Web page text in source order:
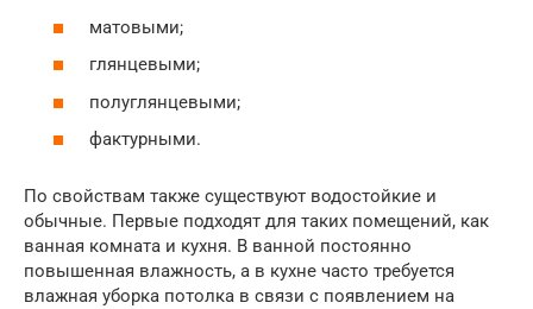
матовыми;
глянцевыми;
полуглянцевыми;
фактурными.
По свойствам также существуют водостойкие и
обычные. Первые подходят для таких помещений, как
ванная комната и кухня. В ванной постоянно
повышенная влажность, а в кухне часто требуется
влажная уборка потолка в связи с появлением на